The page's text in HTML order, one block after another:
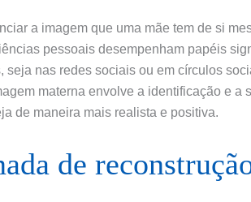
a imagem que uma mãe tem de si
pessoais desempenham papéis
seja nas redes sociais ou em círculos
materna envolve a identificação e a
de maneira mais realista e positiva.
de